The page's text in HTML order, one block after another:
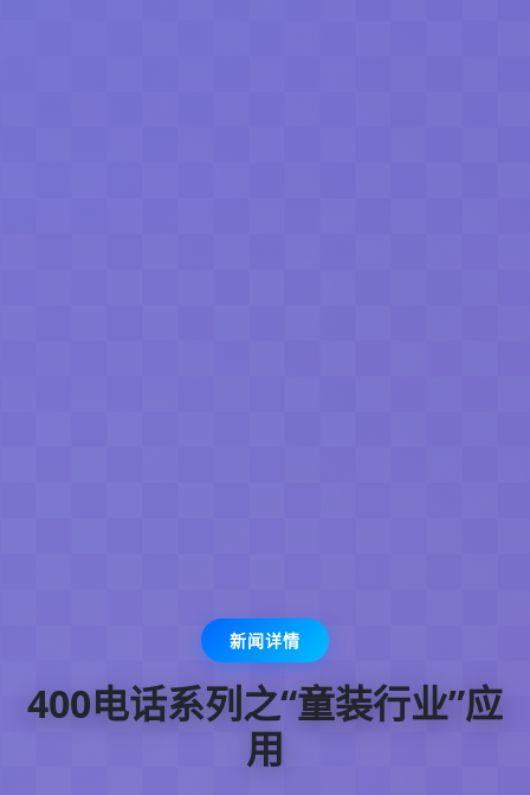
新闻详情
400电话系列之“童装行业”应
用